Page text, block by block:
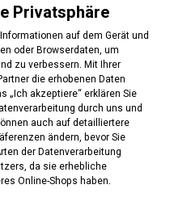
Privatsphäre
auf dem Gerät und
oder Browserdaten, um
zu verbessern. Mit Ihrer
die erhobenen Daten
„Ich akzeptiere“ erklären Sie
durch uns und
auch auf detailliertere
ändern, bevor Sie
der Datenverarbeitung
da sie erhebliche
Online-Shops haben.